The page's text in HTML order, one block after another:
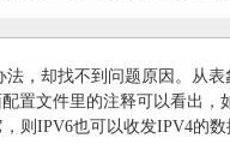
，却找不到问题原因。从
置文件里的注释可以看出
则IPV6也可以收发IPV4的